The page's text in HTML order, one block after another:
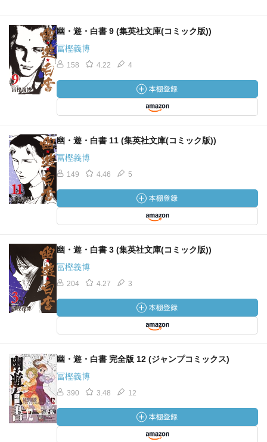
幽・遊・白書 9 (集英社文庫(コミック版))
冨樫義博
158 4.22 4
幽・遊・白書 11 (集英社文庫(コミック版))
冨樫義博
149 4.46 5
幽・遊・白書 3 (集英社文庫(コミック版))
冨樫義博
204 4.27 3
幽・遊・白書 完全版 12 (ジャンプコミックス)
冨樫義博
390 3.48 12